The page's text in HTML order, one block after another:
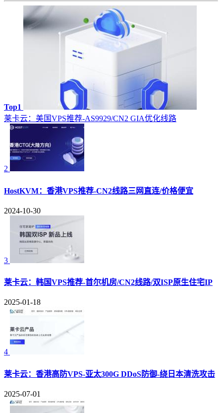
Top1
莱卡云：美国VPS推荐-AS9929/CN2 GIA优化线路
2
HostKVM：香港VPS推荐-CN2线路三网直连/价格便宜
2024-10-30
3
莱卡云：韩国VPS推荐-首尔机房/CN2线路/双ISP原生住宅IP
2025-01-18
4
莱卡云：香港高防VPS-亚太300G DDoS防御-绕日本清洗攻击
2025-07-01